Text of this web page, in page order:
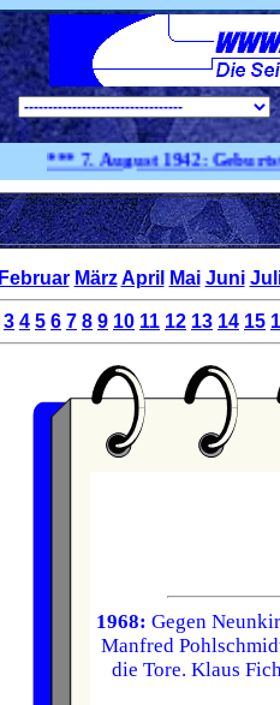
*** 7. August1942:Geburtstag
Februar März April Mai Juni
3 4 5 6 7 8 9 10 11 12 13 14 15
1968: Gegen
Manfred
die Tore. Klaus